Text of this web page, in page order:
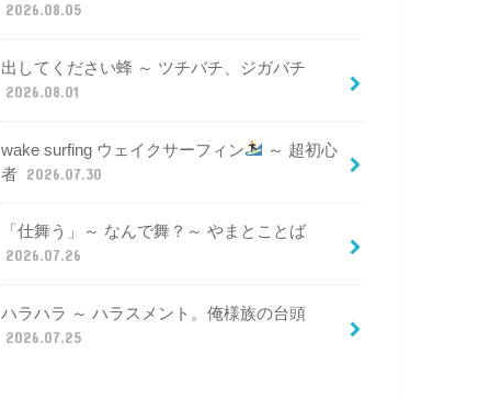
2026.08.05
出してください蜂 ～ ツチバチ、ジガバチ
2026.08.01
wake surfing ウェイクサーフィン
～ 超初心
者 2026.07.30
「仕舞う」～ なんで舞？～ やまとことば
2026.07.26
ハラハラ ～ ハラスメント。俺様族の台頭
2026.07.25